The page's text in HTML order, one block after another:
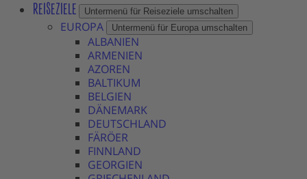
REISEZIELE Untermenü für Reiseziele umschalten
EUROPA Untermenü für Europa umschalten
ALBANIEN
ARMENIEN
AZOREN
BALTIKUM
BELGIEN
DÄNEMARK
DEUTSCHLAND
FÄRÖER
FINNLAND
GEORGIEN